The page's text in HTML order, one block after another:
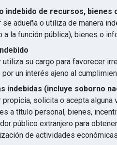
indebido de recursos, bienes
adueña o utiliza de manera
a la función pública), bienes o
su cargo para favorecer
un interés ajeno al
indebidas (incluye soborno
propicia, solicita o acepta alguna
a título personal, bienes,
público extranjero para
de actividades